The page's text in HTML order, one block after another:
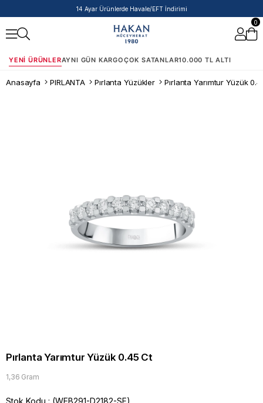
14 Ayar Ürünlerde Havale/EFT İndirimi
0
YENI ÜRÜNLERAYNI GÜN KARGOÇOK SATANLAR10.000 TL ALTI
Anasayfa PIRLANTA Pırlanta Yüzükler Pırlanta Yarımtur Yüzük
Pırlanta Yarımtur Yüzük 0.45 Ct
1,36 Gram
Stok Kodu (WEB291-D2182-SF)